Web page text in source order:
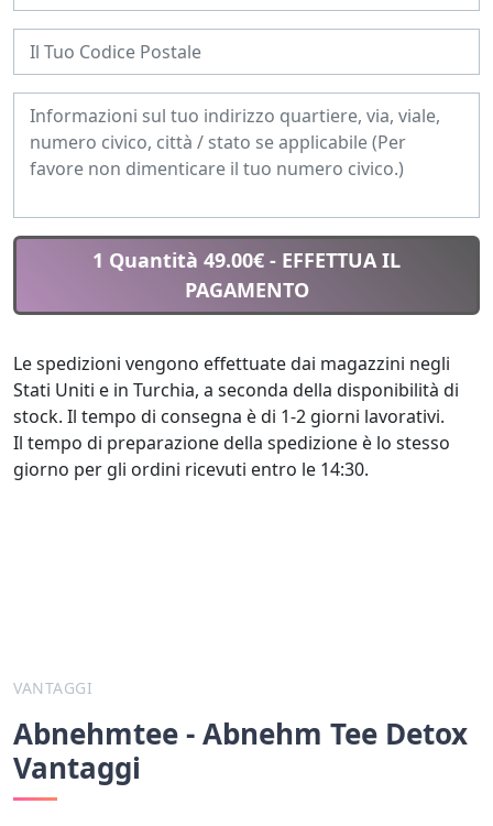
1 Quantità 49.00€ - EFFETTUA IL
PAGAMENTO
Le spedizioni vengono effettuate dai magazzini negli
Stati Uniti e in Turchia, a seconda della disponibilità di
stock. Il tempo di consegna è di 1-2 giorni lavorativi.
Il tempo di preparazione della spedizione è lo stesso
giorno per gli ordini ricevuti entro le 14:30.
VANTAGGI
Abnehmtee - Abnehm Tee Detox
Vantaggi